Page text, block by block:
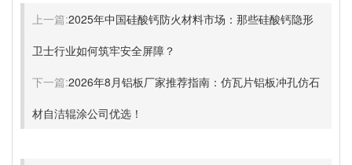
上一篇:2025年中国硅酸钙防火材料市场：那些硅酸钙隐形
卫士行业如何筑牢安全屏障？
下一篇:2026年8月铝板厂家推荐指南：仿瓦片铝板冲孔仿石
材自洁辊涂公司优选！